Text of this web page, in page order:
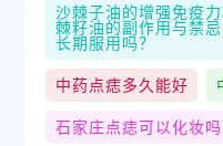
沙棘子油的增强免疫
棘籽油的副作用与禁
长期服用吗？
中药点痣多久能好
石家庄点痣可以化妆吗